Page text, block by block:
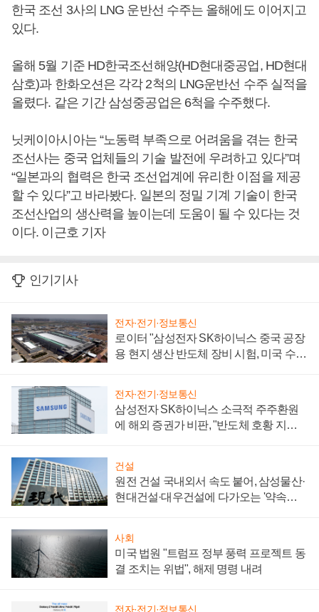
한국 조선 3사의 LNG 운반선 수주는 올해에도 이어지고
있다.
올해 5월 기준 HD한국조선해양(HD현대중공업, HD현대
삼호)과 한화오션은 각각 2척의 LNG운반선 수주 실적을
올렸다. 같은 기간 삼성중공업은 6척을 수주했다.
닛케이아시아는 “노동력 부족으로 어려움을 겪는 한국
조선사는 중국 업체들의 기술 발전에 우려하고 있다”며
“일본과의 협력은 한국 조선업계에 유리한 이점을 제공
할 수 있다”고 바라봤다. 일본의 정밀 기계 기술이 한국
조선산업의 생산력을 높이는데 도움이 될 수 있다는 것
이다. 이근호 기자
인기기사
전자·전기·정보통신
로이터 "삼성전자 SK하이닉스 중국 공장
용 현지 생산 반도체 장비 시험, 미국 수출
전자·전기·정보통신
삼성전자 SK하이닉스 소극적 주주환원
에 해외 증권가 비판, "반도체 호황 지속
건설
원전 건설 국내외서 속도 붙어, 삼성물산·
현대건설·대우건설에 다가오는 '약속의
사회
미국 법원 "트럼프 정부 풍력 프로젝트 동
결 조치는 위법", 해제 명령 내려
전자·전기·정보통신